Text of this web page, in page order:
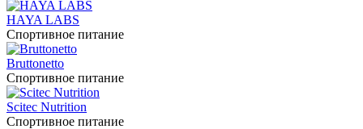
HAYA LABS
Спортивное питание
Bruttonetto
Спортивное питание
Scitec Nutrition
Спортивное питание